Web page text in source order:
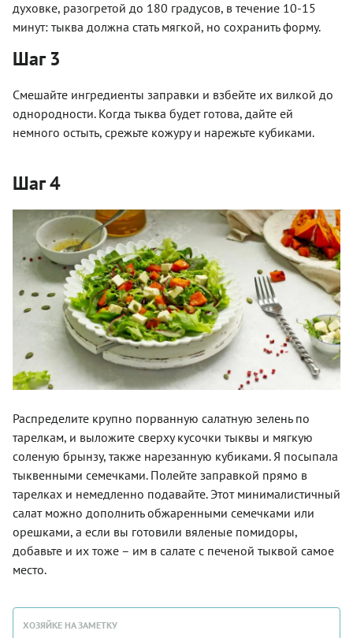
духовке, разогретой до 180 градусов, в течение 10-15
минут: тыква должна стать мягкой, но сохранить форму.
Шаг 3
Смешайте ингредиенты заправки и взбейте их вилкой до
однородности. Когда тыква будет готова, дайте ей
немного остыть, срежьте кожуру и нарежьте кубиками.
Шаг 4
Распределите крупно порванную салатную зелень по
тарелкам, и выложите сверху кусочки тыквы и мягкую
соленую брынзу, также нарезанную кубиками. Я посыпала
тыквенными семечками. Полейте заправкой прямо в
тарелках и немедленно подавайте. Этот минималистичный
салат можно дополнить обжаренными семечками или
орешками, а если вы готовили вяленые помидоры,
добавьте и их тоже – им в салате с печеной тыквой самое
место.
ХОЗЯЙКЕ НА ЗАМЕТКУ